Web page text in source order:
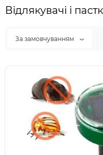
Відлякувачі і
За замовчуванням